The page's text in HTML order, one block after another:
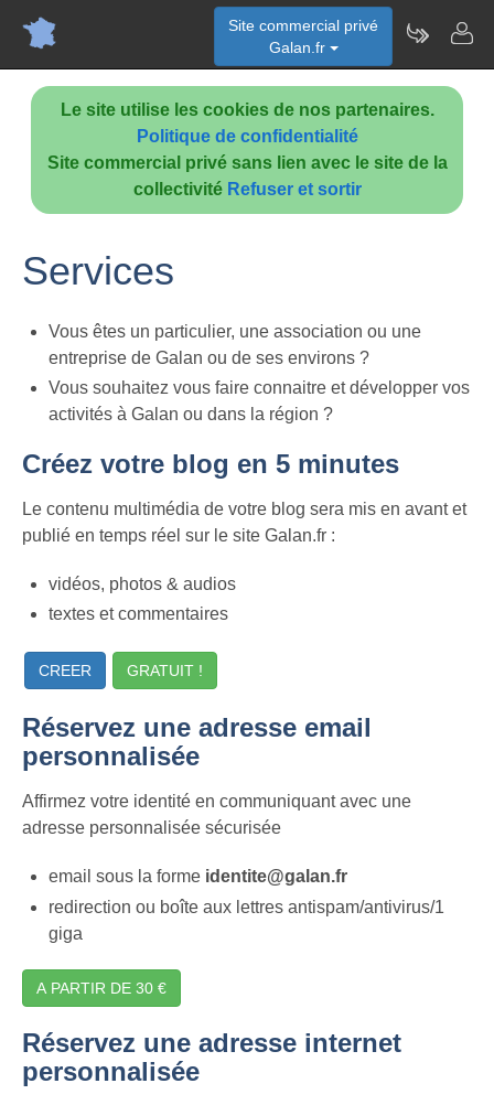
Le site utilise les cookies de nos partenaires.
Politique de confidentialité
Site commercial privé sans lien avec le site de la
collectivité Refuser et sortir
Site commercial privé
Galan.fr
Services
Vous êtes un particulier, une association ou une
entreprise de Galan ou de ses environs ?
Vous souhaitez vous faire connaitre et développer vos
activités à Galan ou dans la région ?
Créez votre blog en 5 minutes
Le contenu multimédia de votre blog sera mis en avant et
publié en temps réel sur le site Galan.fr :
vidéos, photos & audios
textes et commentaires
CREER GRATUIT !
Réservez une adresse email
personnalisée
Affirmez votre identité en communiquant avec une
adresse personnalisée sécurisée
email sous la forme identite@galan.fr
redirection ou boîte aux lettres antispam/antivirus/1
giga
A PARTIR DE 30 €
Réservez une adresse internet
personnalisée